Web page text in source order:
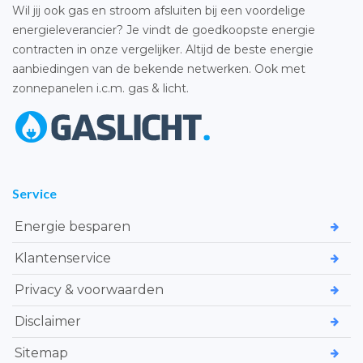
Wil jij ook gas en stroom afsluiten bij een voordelige
energieleverancier? Je vindt de goedkoopste energie
contracten in onze vergelijker. Altijd de beste energie
aanbiedingen van de bekende netwerken. Ook met
zonnepanelen i.c.m. gas & licht.
Service
Energie besparen
Klantenservice
Privacy & voorwaarden
Disclaimer
Sitemap